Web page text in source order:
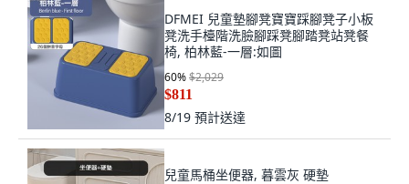
DFMEI 兒童墊腳凳寶寶踩腳凳子小板
凳洗手檯階洗臉腳踩凳腳踏凳站凳餐
椅, 柏林藍-一層:如圖
60%$2,029
$811
8/19 預計送達
兒童馬桶坐便器, 暮雲灰 硬墊